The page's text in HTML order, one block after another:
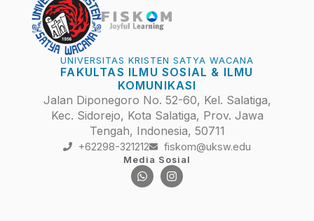
UNIVERSITAS KRISTEN SATYA WACANA
FAKULTAS ILMU SOSIAL & ILMU
KOMUNIKASI
Jalan Diponegoro No. 52-60, Kel. Salatiga,
Kec. Sidorejo, Kota Salatiga, Prov. Jawa
Tengah, Indonesia, 50711
+62298-321212 fiskom@uksw.edu
Media Sosial